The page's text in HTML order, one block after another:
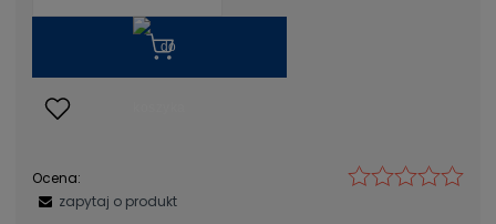
Ocena:
zapytaj o produkt